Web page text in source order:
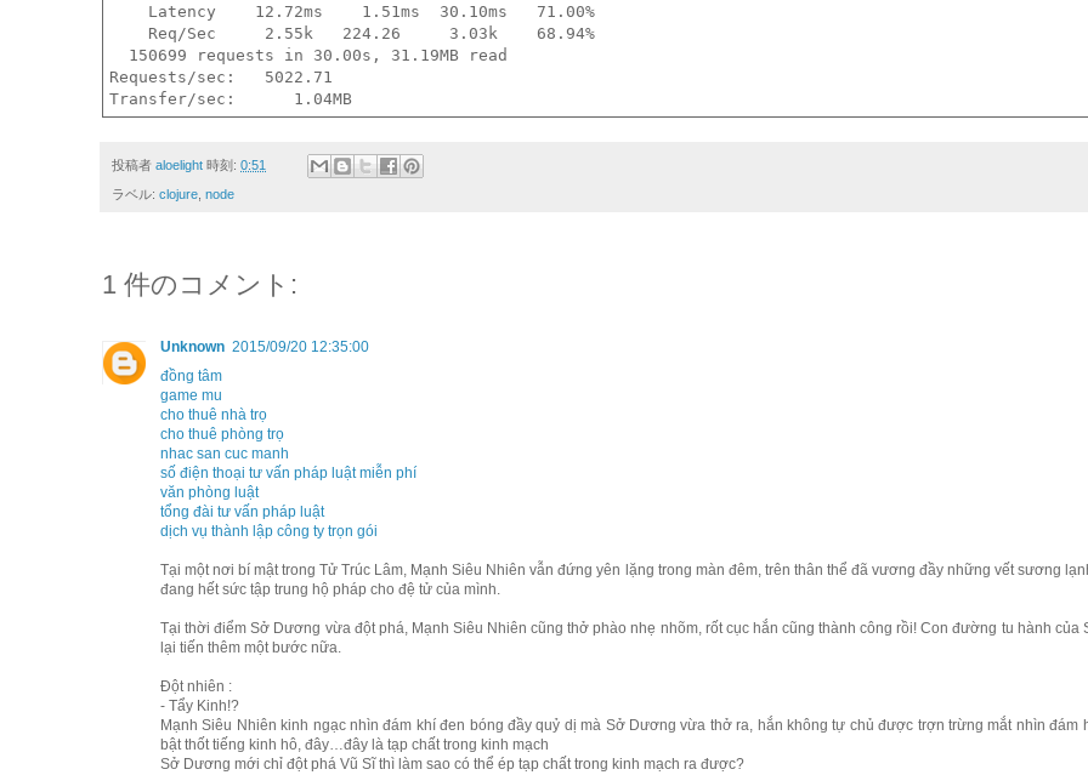
    Latency    12.72ms    1.51ms  30.10ms   71.00%
    Req/Sec     2.55k   224.26     3.03k    68.94%
  150699 requests in 30.00s, 31.19MB read
Requests/sec:   5022.71
投稿者 aloelight 時刻: 0:51
ラベル: clojure node
1 件のコメント:
Unknown 2015/09/20 12:35:00
đồng tâm
game mu
cho thuê nhà trọ
cho thuê phòng trọ
nhac san cuc manh
số điện thoại tư vấn pháp luật miễn phí
văn phòng luật
tổng đài tư vấn pháp luật
dịch vụ thành lập công ty trọn gói
Tại một nơi bí mật trong Tử Trúc Lâm, Mạnh Siêu Nhiên vẫn đứng yên lặng trong màn đêm, trên thân thể đã vương đầy những vết sương
đang hết sức tập trung hộ pháp cho đệ tử của mình.
Tại thời điểm Sở Dương vừa đột phá, Mạnh Siêu Nhiên cũng thở phào nhẹ nhõm, rốt cục hắn cũng thành công rồi! Con đường tu hành của
lại tiến thêm một bước nữa.
Đột nhiên :
- Tẩy Kinh!?
Mạnh Siêu Nhiên kinh ngạc nhìn đám khí đen bóng đầy quỷ dị mà Sở Dương vừa thở ra, hắn không tự chủ được trợn trừng mắt nhìn đám
bật thốt tiếng kinh hô, đây…đây là tạp chất trong kinh mạch
Sở Dương mới chỉ đột phá Vũ Sĩ thì làm sao có thể ép tạp chất trong kinh mạch ra được?